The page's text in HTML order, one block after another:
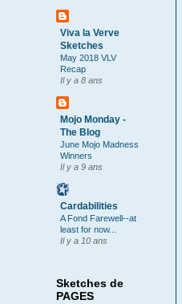
Viva la Verve
Sketches
May 2018 VLV
Recap
Il y a 8 ans
Mojo Monday -
The Blog
June Mojo Madness
Winners
Il y a 9 ans
Cardabilities
A Fond Farewell--at
least for now...
Il y a 10 ans
Sketches de
PAGES